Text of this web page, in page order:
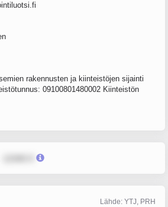
rakennusten ja kiinteistöjen sijainti
09100801480002 Kiinteistön
Lähde: YTJ, PRH